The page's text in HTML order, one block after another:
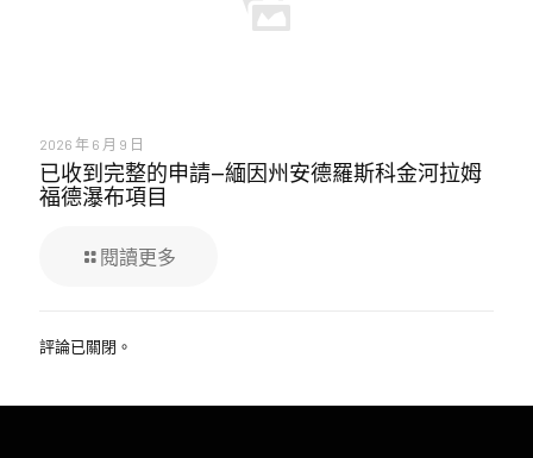
2026 年 6 月 9 日
已收到完整的申請—緬因州安德羅斯科金河拉姆
福德瀑布項目
閱讀更多
評論已關閉。